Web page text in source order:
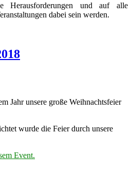
und auf alle
dabei sein werden.
Jahr unsere große Weihnachtsfeier
wurde die Feier durch unsere
Event.